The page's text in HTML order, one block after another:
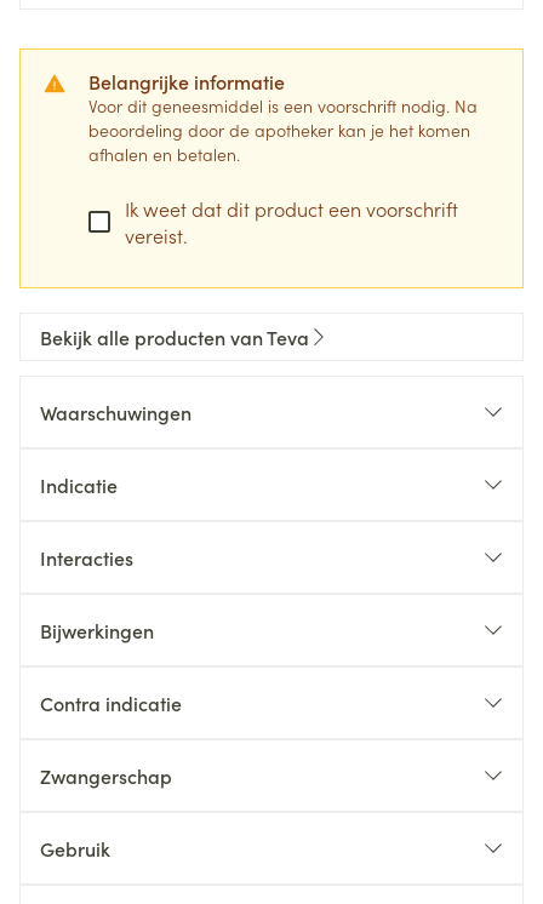
Belangrijke informatie
Voor dit geneesmiddel is een voorschrift nodig. Na
beoordeling door de apotheker kan je het komen
afhalen en betalen.
Ik weet dat dit product een voorschrift
vereist.
Bekijk alle producten van Teva
Waarschuwingen
Indicatie
Interacties
Bijwerkingen
Contra indicatie
Zwangerschap
Gebruik